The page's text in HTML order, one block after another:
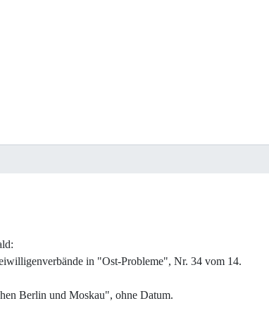
in "Ost-Probleme", Nr. 34 vom 14.
Berlin und Moskau", ohne Datum.